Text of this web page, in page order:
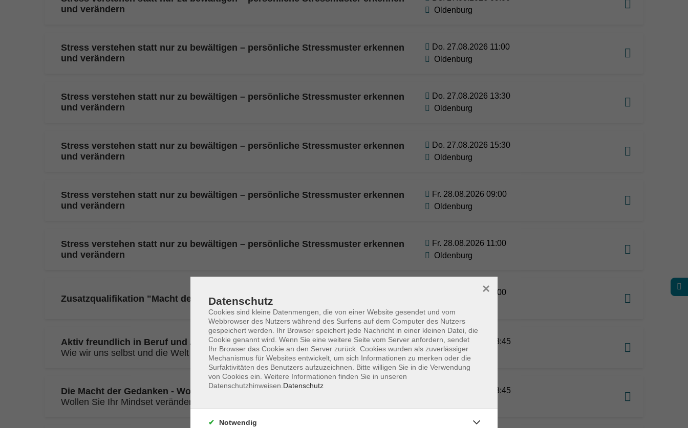
und verändern
Oldenburg
Stress verstehen statt nur zu bewältigen – persönliche Stressmuster erkennen
und verändern
Do. 27.08.2026 11:00
Oldenburg
Stress verstehen statt nur zu bewältigen – persönliche Stressmuster erkennen
und verändern
Do. 27.08.2026 13:30
Oldenburg
Stress verstehen statt nur zu bewältigen – persönliche Stressmuster erkennen
und verändern
Do. 27.08.2026 15:30
Oldenburg
Stress verstehen statt nur zu bewältigen – persönliche Stressmuster erkennen
und verändern
Fr. 28.08.2026 09:00
Oldenburg
Stress verstehen statt nur zu bewältigen – persönliche Stressmuster erkennen
und verändern
Fr. 28.08.2026 11:00
Oldenburg
Zusatzqualifikation "Macht der Gedanken"
Fr. 11.09.2026 17:00
Aktiv freundlich in Beruf und Alltag - Wochenseminar
Wie wir uns selbst und die Welt verändern können
Mo. 14.09.2026 08:45
Oldenburg
Die Macht der Gedanken - Wochenseminar
Wollen Sie Ihr Mindset verändern?
Mo. 28.09.2026 08:45
Datenschutz
Cookies sind kleine Datenmengen, die von einer Website gesendet und vom
Webbrowser des Nutzers während des Surfens auf dem Computer des Nutzers
gespeichert werden. Ihr Browser speichert jede Nachricht in einer kleinen Datei, die
Cookie genannt wird. Wenn Sie eine weitere Seite vom Server anfordern, sendet
Ihr Browser das Cookie an den Server zurück. Cookies wurden als zuverlässiger
Mechanismus für Websites entwickelt, um sich Informationen zu merken oder die
Surfaktivitäten des Benutzers aufzuzeichnen. Bitte willigen Sie in die Verwendung
von Cookies ein. Weitere Informationen finden Sie in unseren
Datenschutzhinweisen. Datenschutz
×
Notwendig